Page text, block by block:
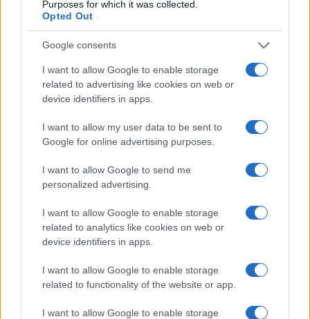
Purposes for which it was collected.
Opted Out
Google consents
I want to allow Google to enable storage
related to advertising like cookies on web or
device identifiers in apps.
I want to allow my user data to be sent to
Google for online advertising purposes.
I want to allow Google to send me
personalized advertising.
I want to allow Google to enable storage
related to analytics like cookies on web or
device identifiers in apps.
I want to allow Google to enable storage
related to functionality of the website or app.
I want to allow Google to enable storage
Ripensare le tecnologie umanitarie oltre i criteri dei
Martina Marchesi · 10 Lug 2026